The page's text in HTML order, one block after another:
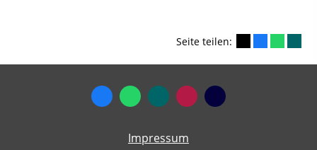
Seite teilen:
Impressum